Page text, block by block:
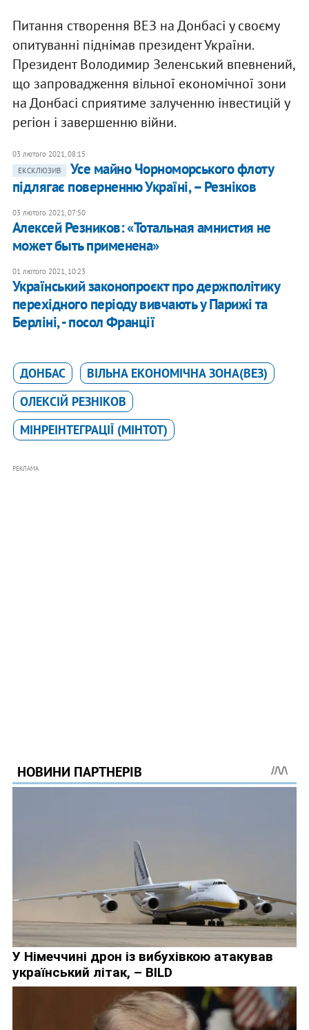
Питання створення ВЕЗ на Донбасі у своєму
опитуванні піднімав президент України.
Президент Володимир Зеленський впевнений,
що запровадження вільної економічної зони
на Донбасі сприятиме залученню інвестицій у
регіон і завершенню війни.
03 лютого 2021, 08:15
ЕКСКЛЮЗИВ
Усе майно Чорноморського флоту
підлягає поверненню Україні, – Резніков
03 лютого 2021, 07:50
Алексей Резников: «Тотальная амнистия не
может быть применена»
01 лютого 2021, 10:23
Український законопроєкт про держполітику
перехідного періоду вивчають у Парижі та
Берліні, - посол Франції
ДОНБАС
ВІЛЬНА ЕКОНОМІЧНА ЗОНА(ВЕЗ)
ОЛЕКСІЙ РЕЗНІКОВ
МІНРЕІНТЕГРАЦІЇ (МІНТОТ)
РЕКЛАМА